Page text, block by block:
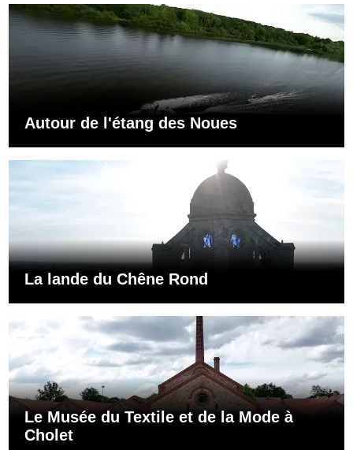
Autour de l'étang des Noues
La lande du Chêne Rond
Le Musée du Textile et de la Mode à
Cholet